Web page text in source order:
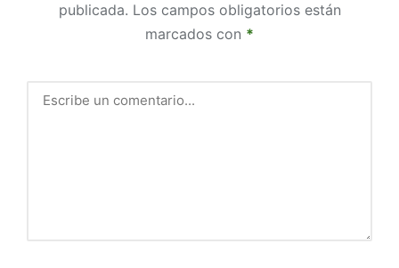
publicada. Los campos obligatorios están
marcados con *